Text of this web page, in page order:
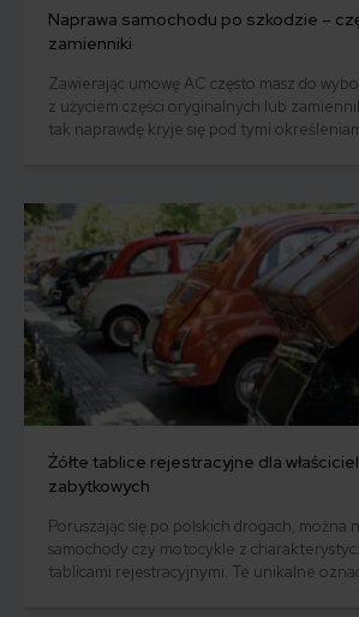
Naprawa samochodu po szkodzie –
zamienniki
Zawierając umowę AC często masz do
z użyciem części oryginalnych lub
tak naprawdę kryje się pod tymi
Żółte tablice rejestracyjne dla
zabytkowych
Poruszając się po polskich drogach, można
samochody czy motocykle z
tablicami rejestracyjnymi. Te unikalne